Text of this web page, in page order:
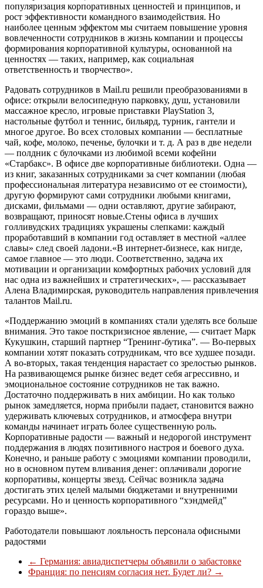
популяризация корпоративных ценностей и принципов, и
рост эффективности командного взаимодействия. Но
наиболее ценным эффектом мы считаем повышение уровня
вовлеченности сотрудников в жизнь компании и процессы
формирования корпоративной культуры, основанной на
ценностях — таких, например, как социальная
ответственность и творчество».
Радовать сотрудников в Mail.ru решили преобразованиями в
офисе: открыли велосипедную парковку, душ, установили
массажное кресло, игровые приставки PlayStation 3,
настольные футбол и теннис, бильярд, турник, гантели и
многое другое. Во всех столовых компании — бесплатные
чай, кофе, молоко, печенье, булочки и т. д. А раз в две недели
— полдник с булочками из любимой всеми кофейни
«Старбакс». В офисе две корпоративные библиотеки. Одна —
из книг, заказанных сотрудниками за счет компании (любая
профессиональная литература независимо от ее стоимости),
другую формируют сами сотрудники любыми книгами,
дисками, фильмами — одни оставляют, другие забирают,
возвращают, приносят новые.Стены офиса в лучших
голливудских традициях украшены слепками: каждый
проработавший в компании год оставляет в местной «аллее
славы» след своей ладони.«В интернет-бизнесе, как нигде,
самое главное — это люди. Соответственно, задача их
мотивации и организации комфортных рабочих условий для
нас одна из важнейших и стратегических», — рассказывает
Алена Владимирская, руководитель направления привлечения
талантов Mail.ru.
«Поддержанию эмоций в компаниях стали уделять все больше
внимания. Это такое посткризисное явление, — считает Марк
Кукушкин, старший партнер “Тренинг-бутика”. — Во-первых
компании хотят показать сотрудникам, что все худшее позади.
А во-вторых, такая тенденция нарастает со зрелостью рынков.
На развивающемся рынке бизнес ведет себя агрессивно, и
эмоциональное состояние сотрудников не так важно.
Достаточно поддерживать в них амбиции. Но как только
рынок замедляется, норма прибыли падает, становится важно
удерживать ключевых сотрудников, и атмосфера внутри
команды начинает играть более существенную роль.
Корпоративные радости — важный и недорогой инструмент
поддержания в людях позитивного настроя и боевого духа.
Конечно, и раньше работу с эмоциями компании проводили,
но в основном путем вливания денег: оплачивали дорогие
корпоративы, концерты звезд. Сейчас возникла задача
достигать этих целей малыми бюджетами и внутренними
ресурсами. Но и ценность корпоративного “хэндмейд”
гораздо выше».
Работодатели повышают лояльность персонала офисными
радостями
← Германия: авиадиспетчеры объявили о забастовке
Франция: по пенсиям согласия нет. Будет ли? →